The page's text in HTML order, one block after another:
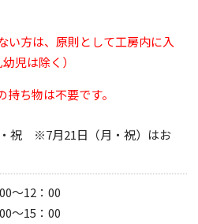
い方は、原則として工房内に入
児は除く）
持ち物は不要です。
祝 ※7月21日（月・祝）はお
～12：00
～15：00